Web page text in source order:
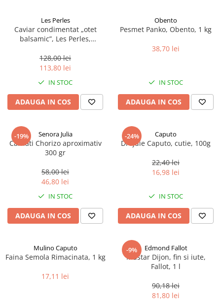
Les Perles
Caviar condimentat „otet
balsamic”, Les Perles,
sferice, 200 g
128,00 lei
113,80 lei
IN STOC
ADAUGA IN COS
Obento
Pesmet Panko, Obento, 1 kg
38,70 lei
IN STOC
ADAUGA IN COS
-19% Senora Julia
Carnati Chorizo aproximativ
300 gr
58,00 lei
46,80 lei
IN STOC
ADAUGA IN COS
-24% Caputo
Drojdie Caputo, cutie, 100g
22,40 lei
16,98 lei
IN STOC
ADAUGA IN COS
Mulino Caputo
Faina Semola Rimacinata, 1 kg
17,11 lei
-9% Edmond Fallot
Mustar Dijon, fin si iute,
Fallot, 1 l
90,18 lei
81,80 lei